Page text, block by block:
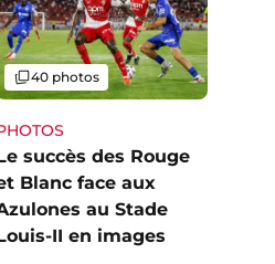
succès des Rouge
Blanc face aux
au Stade
II en images
Galerie
40 photos